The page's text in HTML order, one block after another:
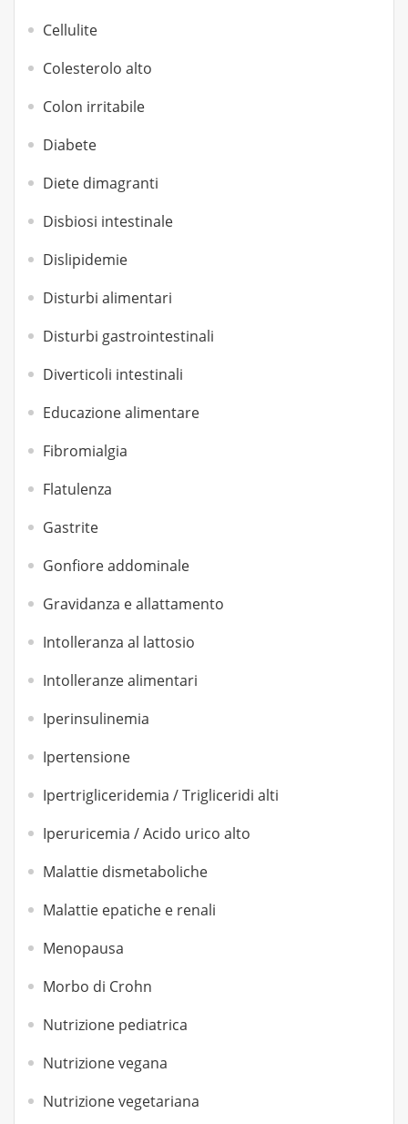
Cellulite
Colesterolo alto
Colon irritabile
Diabete
Diete dimagranti
Disbiosi intestinale
Dislipidemie
Disturbi alimentari
Disturbi gastrointestinali
Diverticoli intestinali
Educazione alimentare
Fibromialgia
Flatulenza
Gastrite
Gonfiore addominale
Gravidanza e allattamento
Intolleranza al lattosio
Intolleranze alimentari
Iperinsulinemia
Ipertensione
Ipertrigliceridemia / Trigliceridi alti
Iperuricemia / Acido urico alto
Malattie dismetaboliche
Malattie epatiche e renali
Menopausa
Morbo di Crohn
Nutrizione pediatrica
Nutrizione vegana
Nutrizione vegetariana